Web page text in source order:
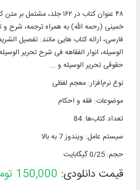
۴۸ عنوان کتاب در ۱۶۲ جلد،
خمینی (رحمه الله) به همراه ترجمه، شرح و
فارسی، ارائه کتاب‌ هایی مانند: تفصیل
الوسیله، انوار الفقاهه فی شرح تحریر
حقوقی تحریر الوسیله و ...
نوع نرم‌افزار:معجم لفظی
موضوعات: فقه و احکام
تعداد کتاب‌ها:
84
سیستم عامل: ویندوز 7 به بالا
حجم:0/25 گیگابایت
قیمت دانلودی: 150,000